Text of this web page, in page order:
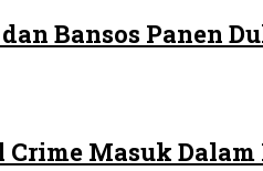
Bansos Panen
Masuk